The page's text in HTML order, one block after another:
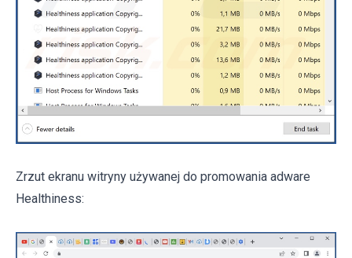
Zrzut ekranu witryny używanej do promowania adware
Healthiness: